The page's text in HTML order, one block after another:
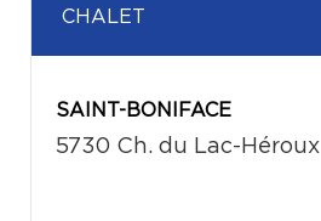
CHALET
SAINT-BONIFACE
5730 Ch. du Lac-Héroux